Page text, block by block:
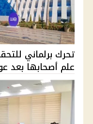
تحرك برلماني
علم أصحابها بعد